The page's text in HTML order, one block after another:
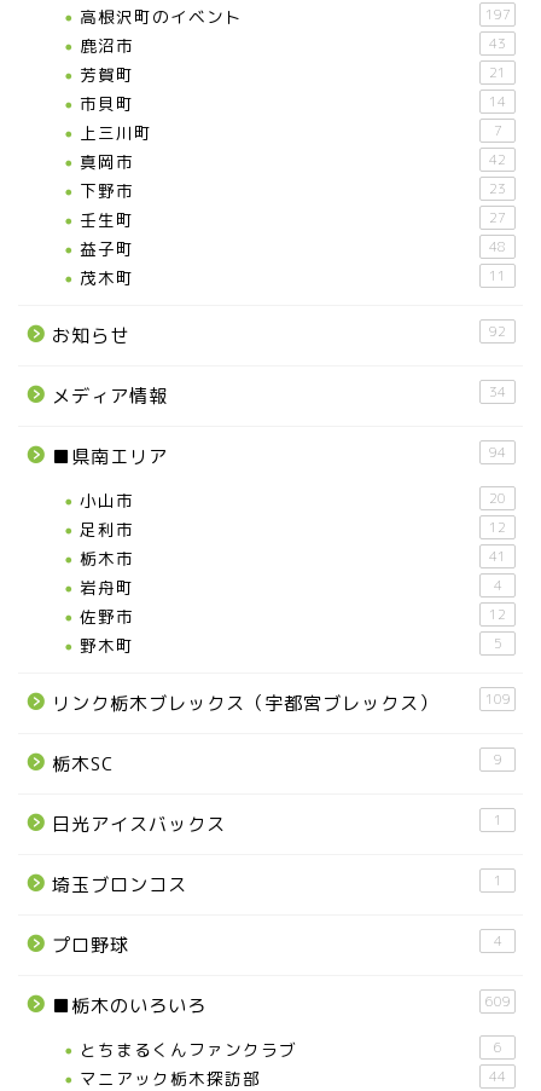
高根沢町のイベント 197
鹿沼市 43
芳賀町 21
市貝町 14
上三川町 7
真岡市 42
下野市 23
壬生町 27
益子町 48
茂木町 11
お知らせ 92
メディア情報 34
■県南エリア 94
小山市 20
足利市 12
栃木市 41
岩舟町 4
佐野市 12
野木町 5
リンク栃木ブレックス（宇都宮ブレックス） 109
栃木SC 9
日光アイスバックス 1
埼玉ブロンコス 1
プロ野球 4
■栃木のいろいろ 609
とちまるくんファンクラブ 6
マニアック栃木探訪部 44
■県北エリア